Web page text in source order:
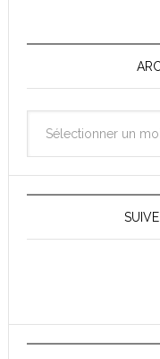
des
News